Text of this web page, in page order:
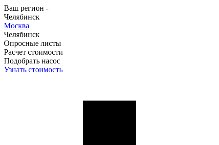
Ваш регион -
Челябинск
Москва
Челябинск
Опросные листы
Расчет стоимости
Подобрать насос
Узнать стоимость